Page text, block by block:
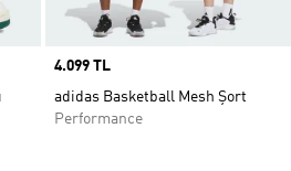
Price
4.099 TL
adidas Basketball Mesh Şort
Performance